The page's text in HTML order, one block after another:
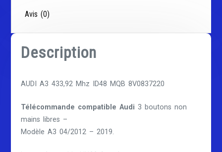
Avis (0)
Description
AUDI A3 433,92 Mhz ID48 MQB 8V0837220
Télécommande compatible Audi 3 boutons non
mains libres –
Modèle A3 04/2012 – 2019.